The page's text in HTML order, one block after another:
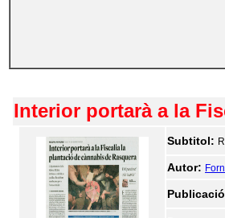
Interior portarà a la
Subtitol:
Autor: